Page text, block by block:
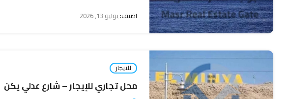
اضيف:يوليو 13, 2026
للايجار
محل تجاري للإيجار – شارع عدلي يكن